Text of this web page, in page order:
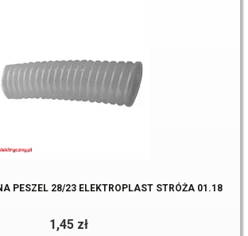
PESZEL 28/23 ELEKTROPLAST STRÓŻA 01.18
1,45 zł